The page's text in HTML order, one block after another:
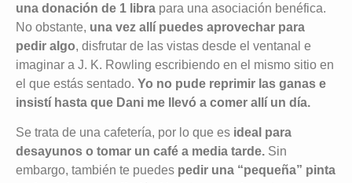
una donación de 1 libra para una asociación benéfica.
No obstante, una vez allí puedes aprovechar para
pedir algo, disfrutar de las vistas desde el ventanal e
imaginar a J. K. Rowling escribiendo en el mismo sitio en
el que estás sentado. Yo no pude reprimir las ganas e
insistí hasta que Dani me llevó a comer allí un día.
Se trata de una cafetería, por lo que es ideal para
desayunos o tomar un café a media tarde. Sin
embargo, también te puedes pedir una “pequeña” pinta